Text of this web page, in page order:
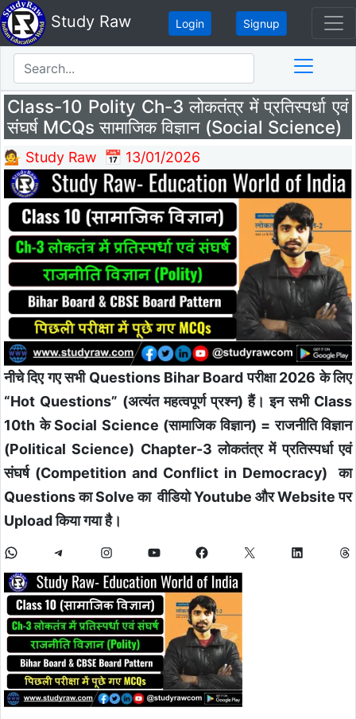
Study Raw Login Signup
Class-10 Polity Ch-3 लोकतंत्र में प्रतिस्पर्धा एवं
संघर्ष MCQs सामाजिक विज्ञान (Social Science)
💁 Study Raw 📅 13/01/2026
नीचे दिए गए सभी Questions Bihar Board परीक्षा 2026 के लिए
“Hot Questions” (अत्यंत महत्वपूर्ण प्रश्न) हैं। इन सभी Class
10th के Social Science (सामाजिक विज्ञान) = राजनीति विज्ञान
(Political Science) Chapter-3 लोकतंत्र में प्रतिस्पर्धा एवं
संघर्ष (Competition and Conflict in Democracy)
का
Questions का Solve का वीडियो Youtube और Website पर
Upload किया गया है।